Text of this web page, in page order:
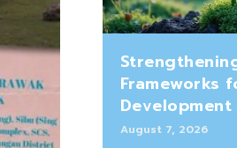
Frameworks
Development
August 7, 2026